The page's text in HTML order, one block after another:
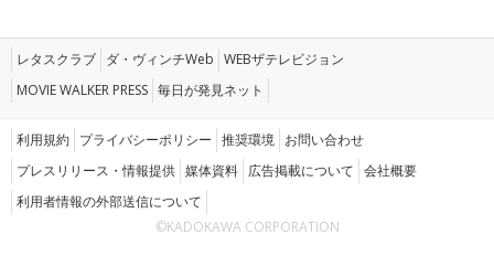
レタスクラブ ダ・ヴィンチWeb WEBザテレビジョン
MOVIE WALKER PRESS 毎日が発見ネット
利用規約 プライバシーポリシー 推奨環境 お問い合わせ
プレスリリース・情報提供 媒体資料 広告掲載について 会社概要
利用者情報の外部送信について
©KADOKAWA CORPORATION